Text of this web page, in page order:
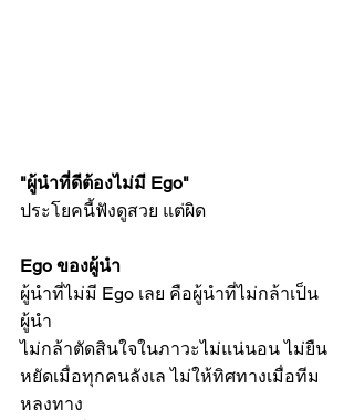
"ผู้นำที่ดีต้องไม่มี Ego"
ประโยคนี้ฟังดูสวย แต่ผิด
Ego ของผู้นำ
ผู้นำที่ไม่มี Ego เลย คือผู้นำที่ไม่กล้าเป็น
ผู้นำ
ไม่กล้าตัดสินใจในภาวะไม่แน่นอน ไม่ยืน
หยัดเมื่อทุกคนลังเล ไม่ให้ทิศทางเมื่อทีม
หลงทาง